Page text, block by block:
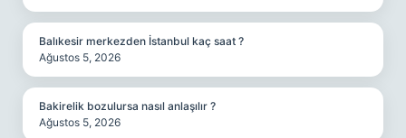
Balıkesir merkezden İstanbul kaç saat ?
Ağustos 5, 2026
Bakirelik bozulursa nasıl anlaşılır ?
Ağustos 5, 2026